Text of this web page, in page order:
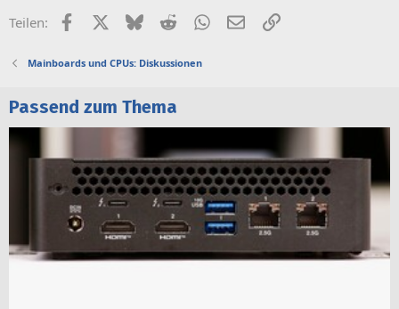
Teilen: FacebookX (Twitter)
BlueskyRedditWhatsApp
E-MailLink
Mainboards und CPUs: Diskussionen
Passend zum Thema